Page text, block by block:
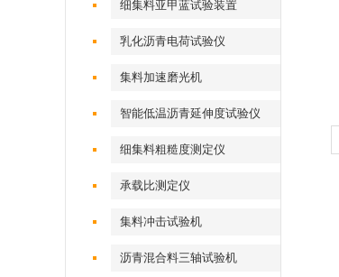
细集料亚甲蓝试验装置
乳化沥青电荷试验仪
集料加速磨光机
智能低温沥青延伸度试验仪
细集料粗糙度测定仪
承载比测定仪
集料冲击试验机
沥青混合料三轴试验机